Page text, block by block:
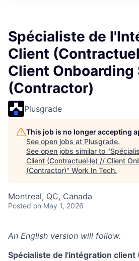
Spécialiste de
Client
Client
(Contractor)
Plusgrade
This job is no longer accepting
See open jobs at Plusgrade.
See open jobs similar to "
Client (Contractuel·le) // Client
(Contractor)" Work In Tech.
Montreal, QC, Canada
Posted on May 1, 2026
An English version will follow.
Spécialiste de l'intégration client